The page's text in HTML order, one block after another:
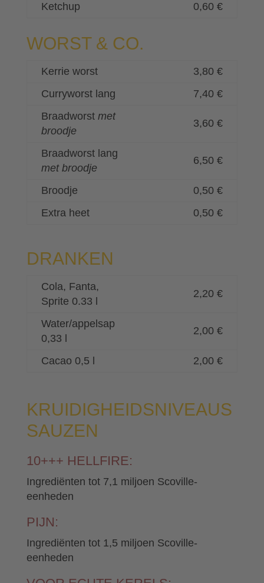
Ketchup
0,60 €
WORST & CO.
Kerrie worst
3,80 €
Curryworst lang
7,40 €
Braadworst met
broodje
3,60 €
Braadworst lang
met broodje
6,50 €
Broodje
0,50 €
Extra heet
0,50 €
DRANKEN
Cola, Fanta,
Sprite 0.33 l
2,20 €
Water/appelsap
0,33 l
2,00 €
Cacao 0,5 l 2,00 €
KRUIDIGHEIDSNIVEAUS
SAUZEN
10+++ HELLFIRE:
Ingrediënten tot 7,1 miljoen Scoville-
eenheden
PIJN:
Ingrediënten tot 1,5 miljoen Scoville-
eenheden